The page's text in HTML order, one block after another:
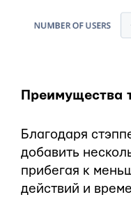
Преимущества
Благодаря
добавить
прибегая к
действий и